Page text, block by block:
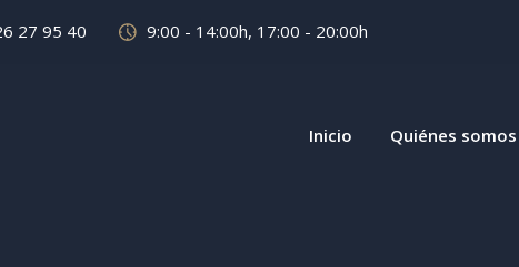
27 95 40 9:00 - 14:00h, 17:00 - 20:00h
Inicio Quiénes somos